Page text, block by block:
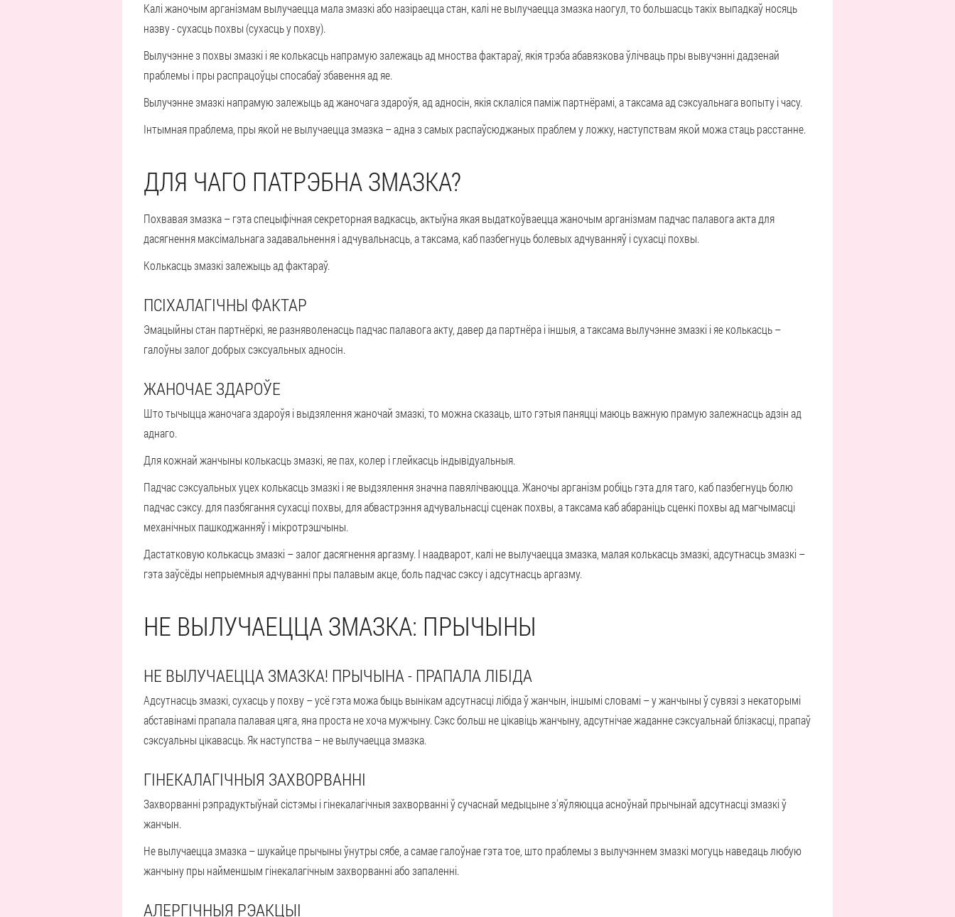
Калі жаночым арганізмам вылучаецца мала змазкі або назіраецца стан, калі не вылучаецца змазка наогул, то большасць такіх выпадкаў носяць
назву - сухасць похвы (сухасць у похву).
Вылучэнне з похвы змазкі і яе колькасць напрамую залежаць ад мноства фактараў, якія трэба абавязкова ўлічваць пры вывучэнні дадзенай
праблемы і пры распрацоўцы спосабаў збавення ад яе.
Вылучэнне змазкі напрамую залежыць ад жаночага здароўя, ад адносін, якія склаліся паміж партнёрамі, а таксама ад сэксуальнага вопыту і часу.
Інтымная праблема, пры якой не вылучаецца змазка – адна з самых распаўсюджаных праблем у ложку, наступствам якой можа стаць расстанне.
ДЛЯ ЧАГО ПАТРЭБНА ЗМАЗКА?
Похвавая змазка – гэта спецыфічная секреторная вадкасць, актыўна якая выдаткоўваецца жаночым арганізмам падчас палавога акта для
дасягнення максімальнага задавальнення і адчувальнасць, а таксама, каб пазбегнуць болевых адчуванняў і сухасці похвы.
Колькасць змазкі залежыць ад фактараў.
ПСІХАЛАГІЧНЫ ФАКТАР
Эмацыйны стан партнёркі, яе разняволенасць падчас палавога акту, давер да партнёра і іншыя, а таксама вылучэнне змазкі і яе колькасць –
галоўны залог добрых сэксуальных адносін.
ЖАНОЧАЕ ЗДАРОЎЕ
Што тычыцца жаночага здароўя і выдзялення жаночай змазкі, то можна сказаць, што гэтыя паняцці маюць важную прамую залежнасць адзін ад
аднаго.
Для кожнай жанчыны колькасць змазкі, яе пах, колер і глейкасць індывідуальныя.
Падчас сэксуальных уцех колькасць змазкі і яе выдзялення значна павялічваюцца. Жаночы арганізм робіць гэта для таго, каб пазбегнуць болю
падчас сэксу. для пазбягання сухасці похвы, для абвастрэння адчувальнасці сценак похвы, а таксама каб абараніць сценкі похвы ад магчымасці
механічных пашкоджанняў і мікротрэшчыны.
Дастатковую колькасць змазкі – залог дасягнення аргазму. І наадварот, калі не вылучаецца змазка, малая колькасць змазкі, адсутнасць змазкі –
гэта заўсёды непрыемныя адчуванні пры палавым акце, боль падчас сэксу і адсутнасць аргазму.
НЕ ВЫЛУЧАЕЦЦА ЗМАЗКА: ПРЫЧЫНЫ
НЕ ВЫЛУЧАЕЦЦА ЗМАЗКА! ПРЫЧЫНА - ПРАПАЛА ЛІБІДА
Адсутнасць змазкі, сухасць у похву – усё гэта можа быць вынікам адсутнасці лібіда ў жанчын, іншымі словамі – у жанчыны ў сувязі з некаторымі
абставінамі прапала палавая цяга, яна проста не хоча мужчыну. Сэкс больш не цікавіць жанчыну, адсутнічае жаданне сэксуальнай блізкасці, прапаў
сэксуальны цікавасць. Як наступства – не вылучаецца змазка.
ГІНЕКАЛАГІЧНЫЯ ЗАХВОРВАННІ
Захворванні рэпрадуктыўнай сістэмы і гінекалагічныя захворванні ў сучаснай медыцыне з'яўляюцца асноўнай прычынай адсутнасці змазкі ў
жанчын.
Не вылучаецца змазка – шукайце прычыны ўнутры сябе, а самае галоўнае гэта тое, што праблемы з вылучэннем змазкі могуць наведаць любую
жанчыну пры найменшым гінекалагічным захворванні або запаленні.
АЛЕРГІЧНЫЯ РЭАКЦЫІ